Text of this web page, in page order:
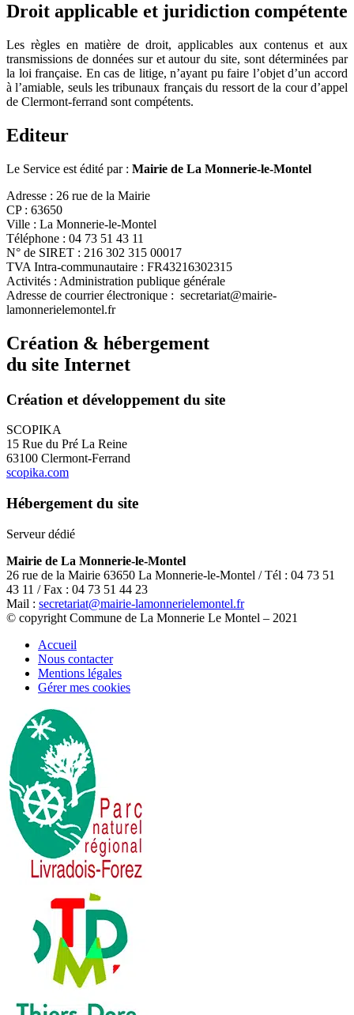
Droit applicable et juridiction compétente
Les règles en matière de droit, applicables aux contenus et aux
transmissions de données sur et autour du site, sont déterminées par
la loi française. En cas de litige, n’ayant pu faire l’objet d’un accord
à l’amiable, seuls les tribunaux français du ressort de la cour d’appel
de Clermont-ferrand sont compétents.
Editeur
Le Service est édité par : Mairie de La Monnerie-le-Montel
Adresse : 26 rue de la Mairie
CP : 63650
Ville : La Monnerie-le-Montel
Téléphone : 04 73 51 43 11
N° de SIRET : 216 302 315 00017
TVA Intra-communautaire : FR43216302315
Activités : Administration publique générale
Adresse de courrier électronique : secretariat@mairie-
lamonnerielemontel.fr
Création & hébergement
du site Internet
Création et développement du site
SCOPIKA
15 Rue du Pré La Reine
63100 Clermont-Ferrand
scopika.com
Hébergement du site
Serveur dédié
Mairie de La Monnerie-le-Montel
26 rue de la Mairie 63650 La Monnerie-le-Montel / Tél : 04 73 51
43 11 / Fax : 04 73 51 44 23
Mail : secretariat@mairie-lamonnerielemontel.fr
© copyright Commune de La Monnerie Le Montel – 2021
Accueil
Nous contacter
Mentions légales
Gérer mes cookies